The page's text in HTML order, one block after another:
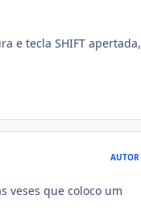
e tecla SHIFT apertada,
AUTOR
veses que coloco um